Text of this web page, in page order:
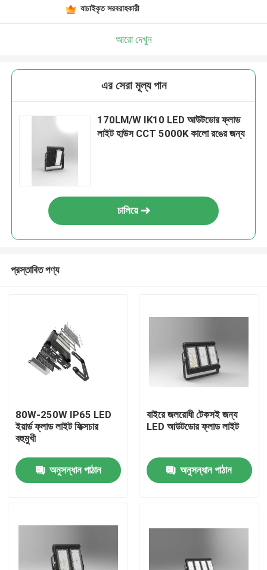
বাড়ি
যাচাইকৃত সরবরাহকারী
আরো দেখুন
এর সেরা মূল্য পান
170LM/W IK10 LED আউটডোর ফ্লাড
লাইট হাউস CCT 5000K কালো রঙের জন্য
চালিয়ে
প্রস্তাবিত পণ্য
80W-250W IP65 LED
ইয়ার্ড ফ্লাড লাইট ফিক্সচার
বহুমুখী
অনুসন্ধান পাঠান
বাইরে জলরোধী টেকসই জন্য
LED আউটডোর ফ্লাড লাইট
অনুসন্ধান পাঠান